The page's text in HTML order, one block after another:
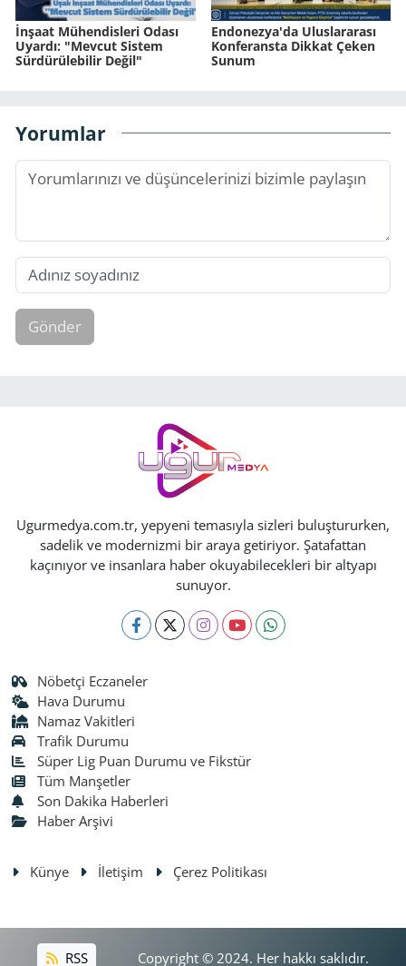
İnşaat Mühendisleri Odası
Uyardı: "Mevcut Sistem
Sürdürülebilir Değil"
Endonezya'da Uluslararası
Konferansta Dikkat Çeken
Sunum
Yorumlar
Gönder
Ugurmedya.com.tr, yepyeni temasıyla sizleri buluştururken,
sadelik ve modernizmi bir araya getiriyor. Şatafattan
kaçınıyor ve insanlara haber okuyabilecekleri bir altyapı
sunuyor.
Nöbetçi Eczaneler
Hava Durumu
Namaz Vakitleri
Trafik Durumu
Süper Lig Puan Durumu ve Fikstür
Tüm Manşetler
Son Dakika Haberleri
Haber Arşivi
Künye İletişim Çerez Politikası
RSS Copyright © 2024. Her hakkı saklıdır.